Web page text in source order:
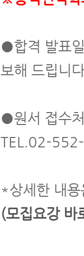
●합격 발표
보해 드립니
●원서 접수
TEL.02-
*상세한 내용
(모집요강 바